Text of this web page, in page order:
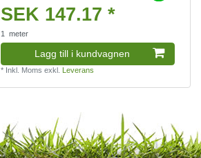
SEK 147.17 *
1 meter
Lagg till i kundvagnen
* Inkl. Moms exkl. Leverans